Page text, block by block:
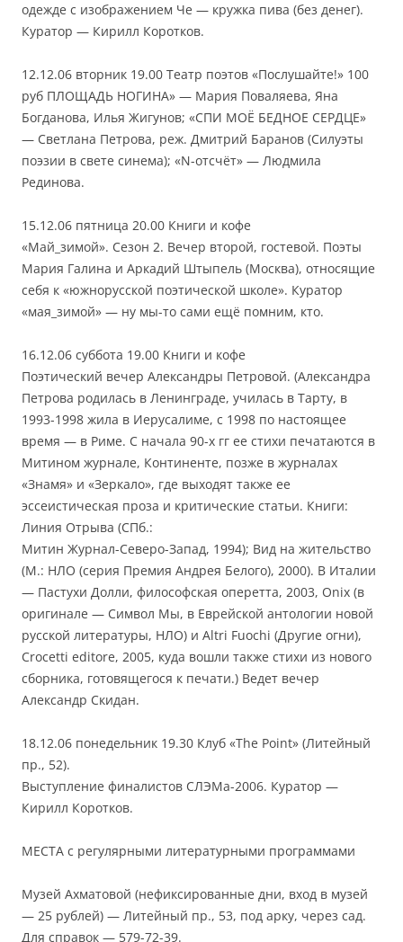
одежде с изображением Че — кружка пива (без денег).
Куратор — Кирилл Коротков.
12.12.06 вторник 19.00 Театр поэтов «Послушайте!» 100
руб ПЛОЩАДЬ НОГИНА» — Мария Поваляева, Яна
Богданова, Илья Жигунов; «СПИ МОЁ БЕДНОЕ СЕРДЦЕ»
— Светлана Петрова, реж. Дмитрий Баранов (Силуэты
поэзии в свете синема); «N-отсчёт» — Людмила
Рединова.
15.12.06 пятница 20.00 Книги и кофе
«Май_зимой». Сезон 2. Вечер второй, гостевой. Поэты
Мария Галина и Аркадий Штыпель (Москва), относящие
себя к «южнорусской поэтической школе». Куратор
«мая_зимой» — ну мы-то сами ещё помним, кто.
16.12.06 суббота 19.00 Книги и кофе
Поэтический вечер Александры Петровой. (Александра
Петрова родилась в Ленинграде, училась в Тарту, в
1993-1998 жила в Иерусалиме, с 1998 по настоящее
время — в Риме. С начала 90-х гг ее стихи печатаются в
Митином журнале, Континенте, позже в журналах
«Знамя» и «Зеркало», где выходят также ее
эссеистическая проза и критические статьи. Книги:
Линия Отрыва (СПб.:
Митин Журнал-Северо-Запад, 1994); Вид на жительство
(М.: НЛО (серия Премия Андрея Белого), 2000). В Италии
— Пастухи Долли, философская оперетта, 2003, Onix (в
оригинале — Символ Мы, в Еврейской антологии новой
русской литературы, НЛО) и Altri Fuochi (Другие огни),
Crocetti editore, 2005, куда вошли также стихи из нового
сборника, готовящегося к печати.) Ведет вечер
Александр Скидан.
18.12.06 понедельник 19.30 Клуб «The Point» (Литейный
пр., 52).
Выступление финалистов СЛЭМа-2006. Куратор —
Кирилл Коротков.
МЕСТА с регулярными литературными программами
Музей Ахматовой (нефиксированные дни, вход в музей
— 25 рублей) — Литейный пр., 53, под арку, через сад.
Для справок — 579-72-39.